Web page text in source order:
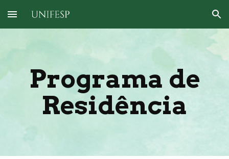
Skip to main content Skip to navigation
Programa de
Residência